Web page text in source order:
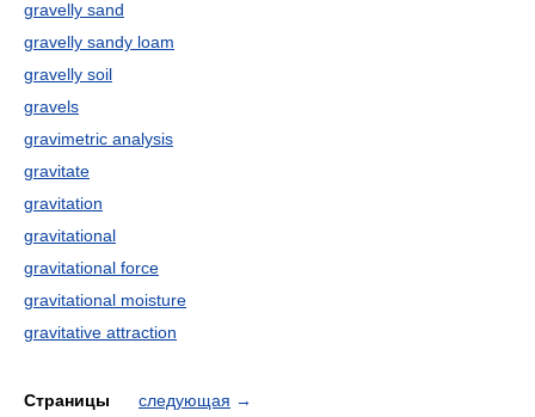
gravelly sand
gravelly sandy loam
gravelly soil
gravels
gravimetric analysis
gravitate
gravitation
gravitational
gravitational force
gravitational moisture
gravitative attraction
Страницы следующая →